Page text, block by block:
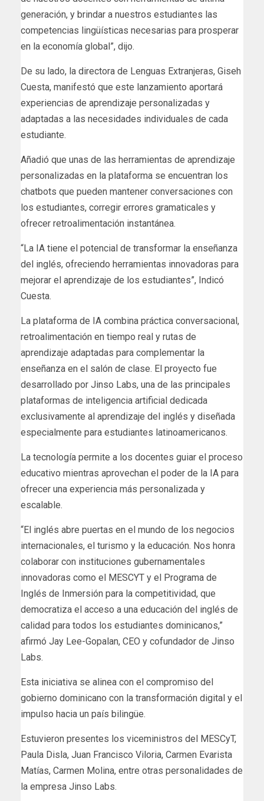
generación, y brindar a nuestros estudiantes las
competencias lingüísticas necesarias para prosperar
en la economía global”, dijo.
De su lado, la directora de Lenguas Extranjeras, Giseh
Cuesta, manifestó que este lanzamiento aportará
experiencias de aprendizaje personalizadas y
adaptadas a las necesidades individuales de cada
estudiante.
Añadió que unas de las herramientas de aprendizaje
personalizadas en la plataforma se encuentran los
chatbots que pueden mantener conversaciones con
los estudiantes, corregir errores gramaticales y
ofrecer retroalimentación instantánea.
“La IA tiene el potencial de transformar la enseñanza
del inglés, ofreciendo herramientas innovadoras para
mejorar el aprendizaje de los estudiantes”, Indicó
Cuesta.
La plataforma de IA combina práctica conversacional,
retroalimentación en tiempo real y rutas de
aprendizaje adaptadas para complementar la
enseñanza en el salón de clase. El proyecto fue
desarrollado por Jinso Labs, una de las principales
plataformas de inteligencia artificial dedicada
exclusivamente al aprendizaje del inglés y diseñada
especialmente para estudiantes latinoamericanos.
La tecnología permite a los docentes guiar el proceso
educativo mientras aprovechan el poder de la IA para
ofrecer una experiencia más personalizada y
escalable.
“El inglés abre puertas en el mundo de los negocios
internacionales, el turismo y la educación. Nos honra
colaborar con instituciones gubernamentales
innovadoras como el MESCYT y el Programa de
Inglés de Inmersión para la competitividad, que
democratiza el acceso a una educación del inglés de
calidad para todos los estudiantes dominicanos,”
afirmó Jay Lee-Gopalan, CEO y cofundador de Jinso
Labs.
Esta iniciativa se alinea con el compromiso del
gobierno dominicano con la transformación digital y el
impulso hacia un país bilingüe.
Estuvieron presentes los viceministros del MESCyT,
Paula Disla, Juan Francisco Viloria, Carmen Evarista
Matías, Carmen Molina, entre otras personalidades de
la empresa Jinso Labs.